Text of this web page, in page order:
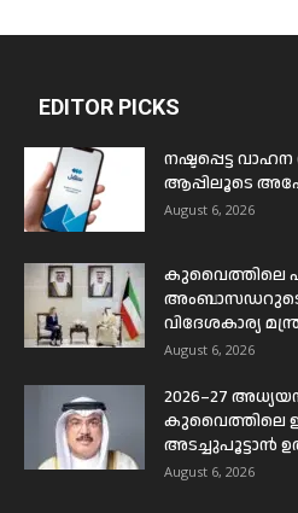
EDITOR PICKS
നഷ്ടപ്പെട്ട
ആപ്പിലൂടെ
August 6, 2026
കുവൈത്തിലെ
അംബാസഡറുടെ
വിദേശകാര്യ
August 6, 2026
2026–27
കുവൈത്തിലെ
അടച്ചുപൂട്ടാൻ
August 6, 2026